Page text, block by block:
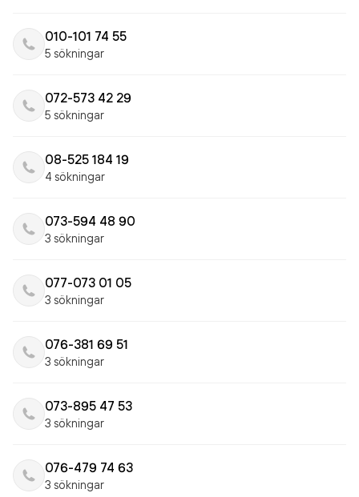
010-101 74 55
5 sökningar
072-573 42 29
5 sökningar
08-525 184 19
4 sökningar
073-594 48 90
3 sökningar
077-073 01 05
3 sökningar
076-381 69 51
3 sökningar
073-895 47 53
3 sökningar
076-479 74 63
3 sökningar